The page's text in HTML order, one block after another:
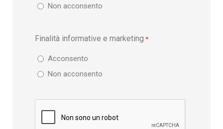
Non acconsento
Finalità informative e marketing *
Acconsento
Non acconsento